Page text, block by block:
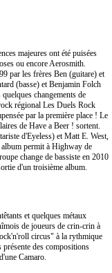
majeures ont été puisées
ou encore Aerosmith.
par les frères Ben (guitare) et
(basse) et Benjamin Folch
changements de
régional Les Duels Rock
par la première place ! Le
de Have a Beer ! sortent.
d'Eyeless) et Matt E. West,
permit à Highway de
change de bassiste en 2010
d'un troisième album.
et quelques métaux
de joueurs de crin-crin à
circus" à la rythmique
présente des compositions
Camaro.